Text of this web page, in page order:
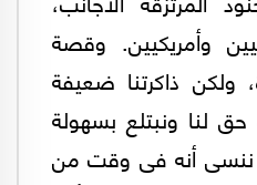
وأمريكيين. وقصة
ولكن ذاكرتنا ضعيفة
لنا ونبتلع بسهولة
ننسى أنه فى وقت من